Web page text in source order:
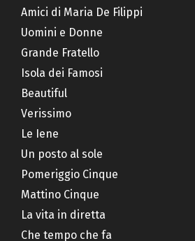
Amici di Maria De Filippi
Uomini e Donne
Grande Fratello
Isola dei Famosi
Beautiful
Verissimo
Le Iene
Un posto al sole
Pomeriggio Cinque
Mattino Cinque
La vita in diretta
Che tempo che fa